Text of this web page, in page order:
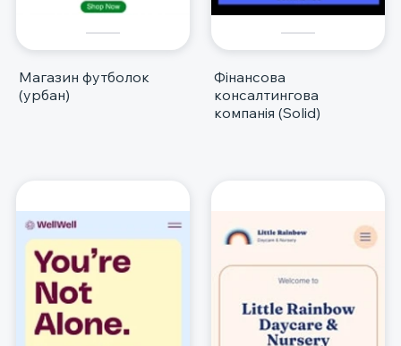
Магазин футболок
(урбан)
Фінансова
консалтингова
компанія (Solid)